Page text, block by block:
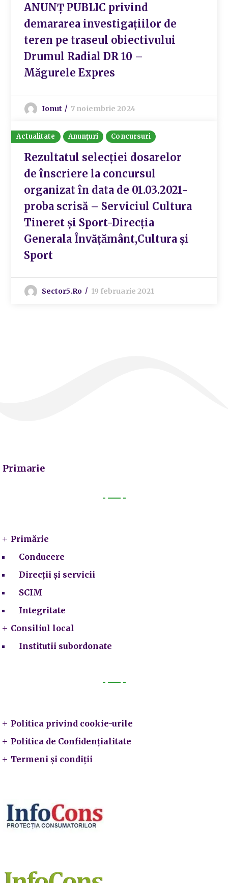
ANUNȚ PUBLIC privind
demararea investigațiilor de
teren pe traseul obiectivului
Drumul Radial DR 10 –
Măgurele Expres
Ionut 7 noiembrie 2024
Actualitate Anunțuri Concursuri
Rezultatul selecției dosarelor
de înscriere la concursul
organizat în data de 01.03.2021-
proba scrisă – Serviciul Cultura
Tineret și Sport-Direcția
Generala Învățământ,Cultura și
Sport
Sector5.ro 19 februarie 2021
Primarie
Primărie
Conducere
Direcții și servicii
SCIM
Integritate
Consiliul local
Institutii subordonate
Politica privind cookie-urile
Politica de Confidențialitate
Termeni și condiții